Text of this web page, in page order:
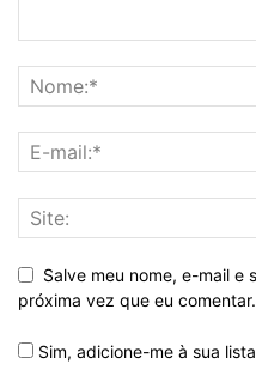
Salve meu nome, e-mail e
próxima vez que eu comentar.
Sim, adicione-me à sua